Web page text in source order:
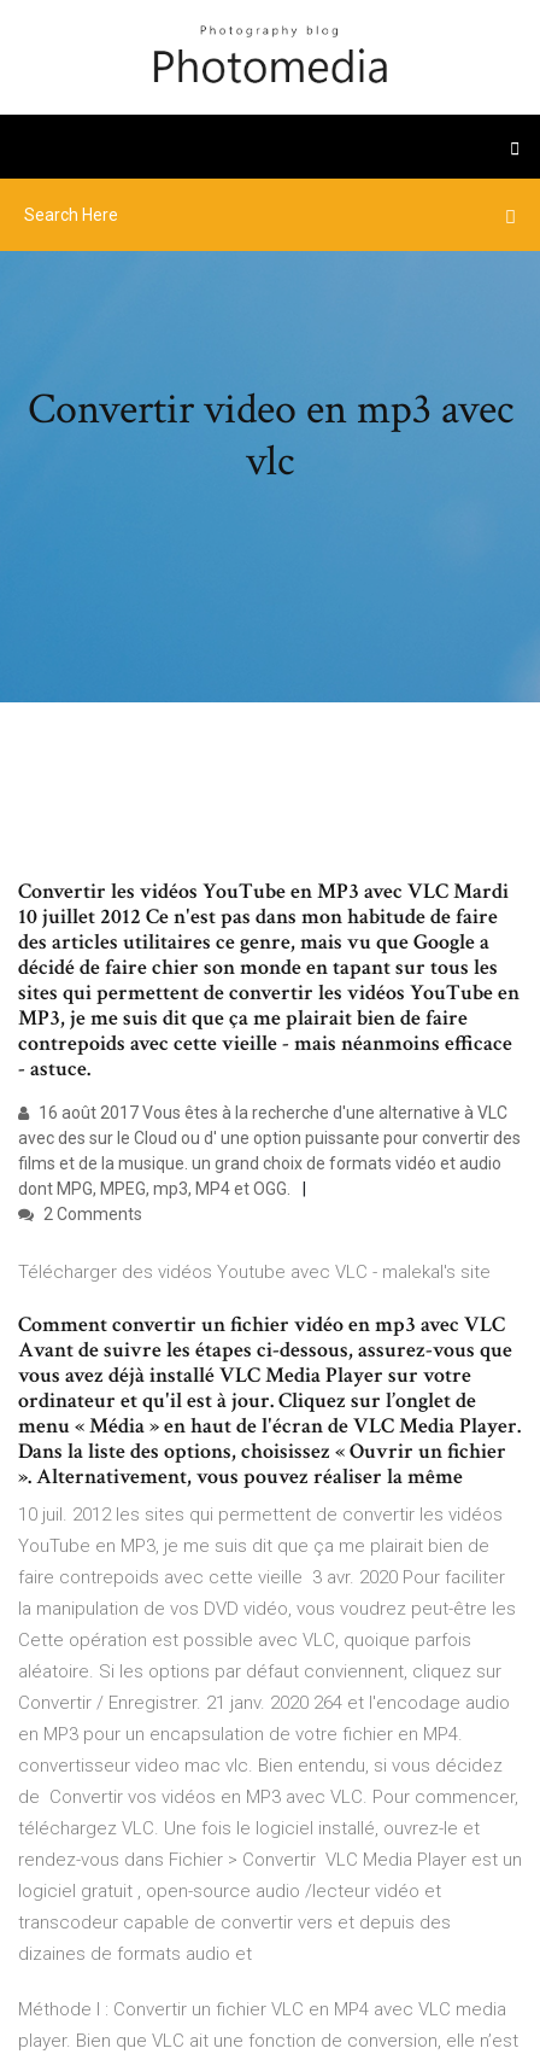
Convertir video en mp3 avec
vlc
Convertir les vidéos YouTube en MP3 avec VLC Mardi
10 juillet 2012 Ce n'est pas dans mon habitude de faire
des articles utilitaires ce genre, mais vu que Google a
décidé de faire chier son monde en tapant sur tous les
sites qui permettent de convertir les vidéos YouTube en
MP3, je me suis dit que ça me plairait bien de faire
contrepoids avec cette vieille - mais néanmoins efficace
- astuce.
16 août 2017 Vous êtes à la recherche d'une alternative à VLC
avec des sur le Cloud ou d' une option puissante pour convertir des
films et de la musique. un grand choix de formats vidéo et audio
dont MPG, MPEG, mp3, MP4 et OGG.
2 Comments
Télécharger des vidéos Youtube avec VLC - malekal's site
Comment convertir un fichier vidéo en mp3 avec VLC
Avant de suivre les étapes ci-dessous, assurez-vous que
vous avez déjà installé VLC Media Player sur votre
ordinateur et qu'il est à jour. Cliquez sur l’onglet de
menu « Média » en haut de l'écran de VLC Media Player.
Dans la liste des options, choisissez « Ouvrir un fichier
». Alternativement, vous pouvez réaliser la même
10 juil. 2012 les sites qui permettent de convertir les vidéos
YouTube en MP3, je me suis dit que ça me plairait bien de
faire contrepoids avec cette vieille 3 avr. 2020 Pour faciliter
la manipulation de vos DVD vidéo, vous voudrez peut-être les
Cette opération est possible avec VLC, quoique parfois
aléatoire. Si les options par défaut conviennent, cliquez sur
Convertir / Enregistrer. 21 janv. 2020 264 et l'encodage audio
en MP3 pour un encapsulation de votre fichier en MP4.
convertisseur video mac vlc. Bien entendu, si vous décidez
de Convertir vos vidéos en MP3 avec VLC. Pour commencer,
téléchargez VLC. Une fois le logiciel installé, ouvrez-le et
rendez-vous dans Fichier > Convertir VLC Media Player est un
logiciel gratuit , open-source audio /lecteur vidéo et
transcodeur capable de convertir vers et depuis des
dizaines de formats audio et
Méthode I : Convertir un fichier VLC en MP4 avec VLC media
player. Bien que VLC ait une fonction de conversion, elle n’est